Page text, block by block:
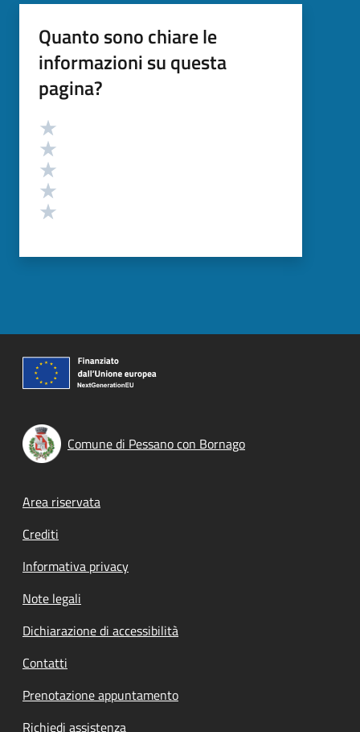
Quanto sono chiare le
informazioni su questa
pagina?
Valutazione
Comune di Pessano con Bornago
Footer menu
Area riservata
Crediti
Informativa privacy
Note legali
Dichiarazione di accessibilità
Contatti
Prenotazione appuntamento
Richiedi assistenza